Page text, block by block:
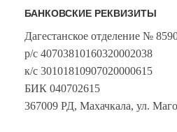
БАНКОВСКИЕ РЕКВИЗИТЫ
Дагестанское отделение №
р/с 40703810160320002038
к/с 30101810907020000615
БИК 040702615
367009 РД, Махачкала, ул.